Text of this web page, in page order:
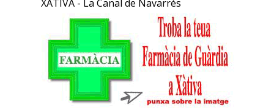
XÀTIVA - La Canal de Navarrés